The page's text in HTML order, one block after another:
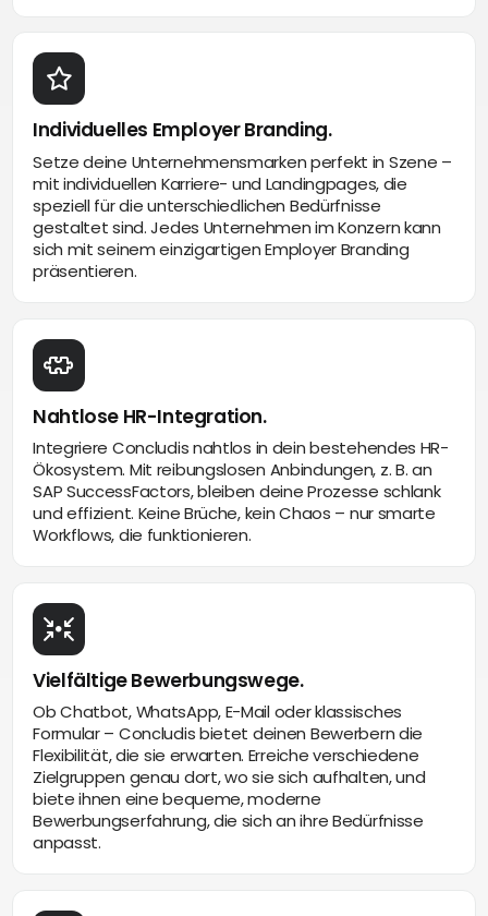
Individuelles Employer Branding.
Setze deine Unternehmensmarken perfekt in Szene –
mit individuellen Karriere- und Landingpages, die
speziell für die unterschiedlichen Bedürfnisse
gestaltet sind. Jedes Unternehmen im Konzern kann
sich mit seinem einzigartigen Employer Branding
präsentieren.
Nahtlose HR-Integration.
Integriere Concludis nahtlos in dein bestehendes HR-
Ökosystem. Mit reibungslosen Anbindungen, z. B. an
SAP SuccessFactors, bleiben deine Prozesse schlank
und effizient. Keine Brüche, kein Chaos – nur smarte
Workflows, die funktionieren.
Vielfältige Bewerbungswege.
Ob Chatbot, WhatsApp, E-Mail oder klassisches
Formular – Concludis bietet deinen Bewerbern die
Flexibilität, die sie erwarten. Erreiche verschiedene
Zielgruppen genau dort, wo sie sich aufhalten, und
biete ihnen eine bequeme, moderne
Bewerbungserfahrung, die sich an ihre Bedürfnisse
anpasst.